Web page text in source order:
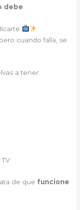
debe
cuando falla, se
a tener:
de que funcione